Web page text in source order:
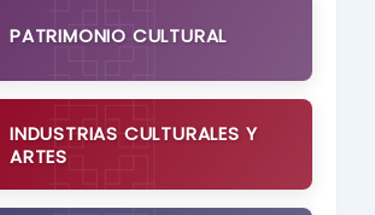
PATRIMONIO CULTURAL
INDUSTRIAS CULTURALES Y
ARTES